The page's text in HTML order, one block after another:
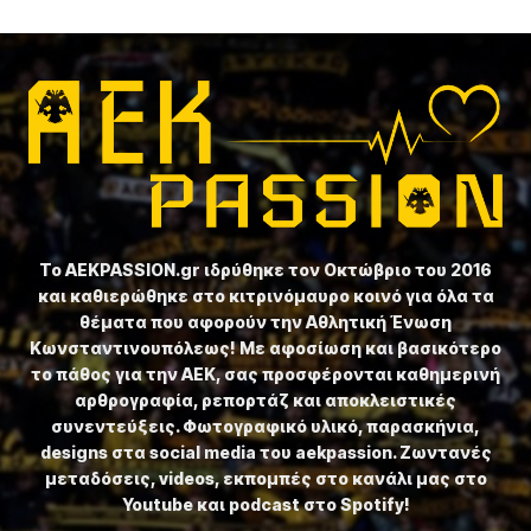
Το ⁦AEKPASSION.gr⁩ ιδρύθηκε τον Οκτώβριο του 2016
και καθιερώθηκε στο κιτρινόμαυρο κοινό για όλα τα
θέματα που αφορούν την Αθλητική Ένωση
Κωνσταντινουπόλεως! Με αφοσίωση και βασικότερο
το πάθος για την ΑΕΚ, σας προσφέρονται καθημερινή
αρθρογραφία, ρεπορτάζ και αποκλειστικές
συνεντεύξεις. Φωτογραφικό υλικό, παρασκήνια,
designs στα social media του aekpassion. Ζωντανές
μεταδόσεις, videos, εκπομπές στο κανάλι μας στο
Youtube και podcast στο Spotify!